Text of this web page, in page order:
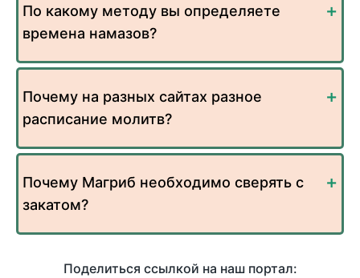
По какому методу вы определяете
времена намазов?
Почему на разных сайтах разное
расписание молитв?
Почему Магриб необходимо сверять с
закатом?
Поделиться ссылкой на наш портал: